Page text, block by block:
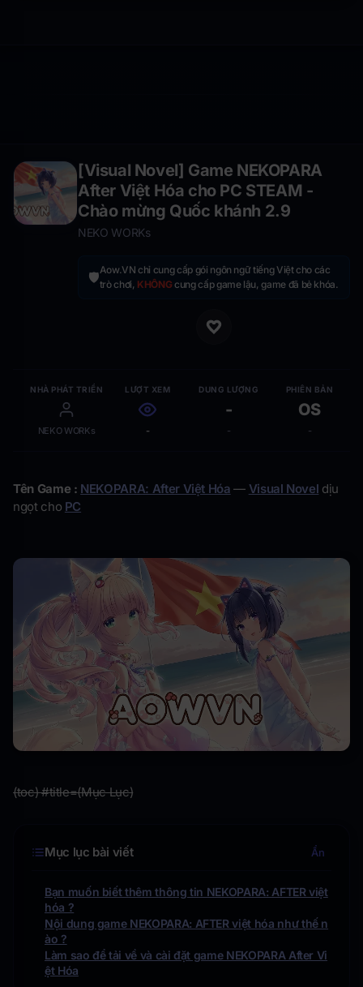
[Visual Novel] Game NEKOPARA
After Việt Hóa cho PC STEAM -
Chào mừng Quốc khánh 2.9
NEKO WORKs
🛡️Aow.VN chỉ cung cấp gói ngôn ngữ tiếng Việt cho các
trò chơi, KHÔNGcung cấp game lậu, game đã bẻ khóa.
NHÀ PHÁT TRIỂN
NEKO WORKs
LƯỢT XEM
-
DUNG LƯỢNG
-
-
PHIÊN BẢN
OS
-
Tên Game : NEKOPARA: After Việt Hóa — Visual Novel dịu
ngọt cho PC
(toc) #title=(Mục Lục)
Mục lục bài viết Ẩn
Bạn muốn biết thêm thông tin NEKOPARA: AFTER việt
hóa ?
Nội dung game NEKOPARA: AFTER việt hóa như thế n
ào ?
Làm sao để tải về và cài đặt game NEKOPARA After Vi
ệt Hóa